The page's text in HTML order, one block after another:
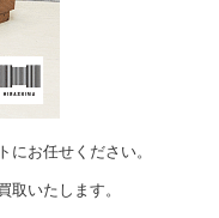
にお任せください。
取いたします。